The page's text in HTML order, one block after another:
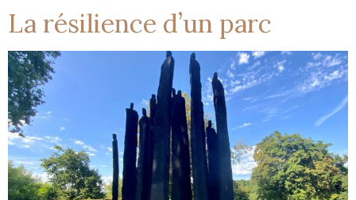
La résilience d’un parc